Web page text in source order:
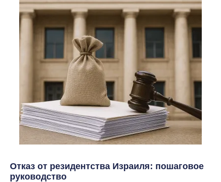
Отказ от резидентства Израиля: пошаговое
руководство